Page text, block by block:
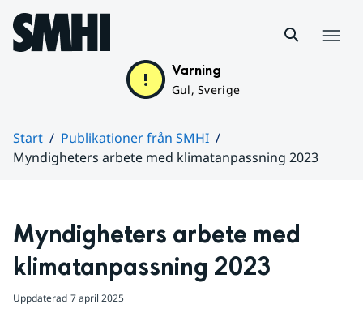
Hoppa till sidans innehåll
Varning
Gul, Sverige
Start
Publikationer från SMHI
Myndigheters arbete med klimatanpassning 2023
Myndigheters arbete med
klimatanpassning 2023
Uppdaterad 7 april 2025